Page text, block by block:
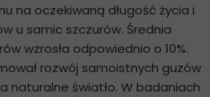
na oczekiwaną długość życia i
u samic szczurów. Średnia
wzrosła odpowiednio o 10%.
rozwój samoistnych guzów
naturalne światło. W badaniach